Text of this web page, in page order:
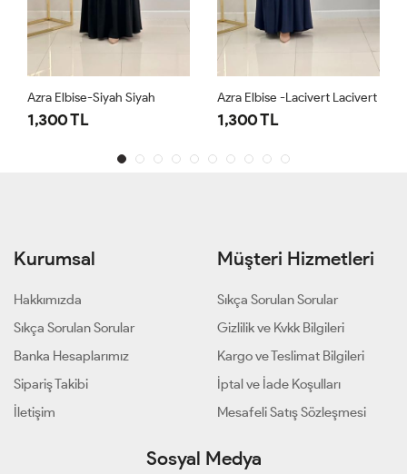
Azra Elbise-Siyah Siyah
1,300 TL
Azra Elbise -Lacivert Lacivert
1,300 TL
Kurumsal
Hakkımızda
Sıkça Sorulan Sorular
Banka Hesaplarımız
Sipariş Takibi
İletişim
Müşteri Hizmetleri
Sıkça Sorulan Sorular
Gizlilik ve Kvkk Bilgileri
Kargo ve Teslimat Bilgileri
İptal ve İade Koşulları
Mesafeli Satış Sözleşmesi
Sosyal Medya